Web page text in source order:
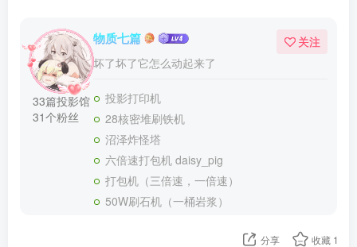
33篇投影馆
31个粉丝
物质七篇
坏了坏了它怎么动起来了
关注
投影打印机
28核密堆刷铁机
沼泽炸怪塔
六倍速打包机 daisy_pig
打包机（三倍速，一倍速）
50W刷石机（一桶岩浆）
分享 收藏 1